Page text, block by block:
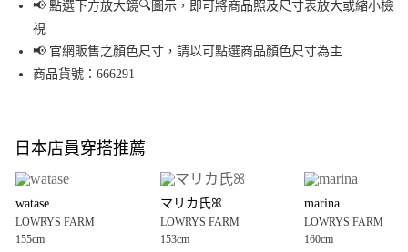
街口支付
悠遊付
全盈+PAY
大哥付你分期
1.本服務由台灣大哥大提供，台灣大哥大用戶可立即使用無須另外申請。
2.付款方式選擇「大哥付你分期」，訂單成立後會自動跳轉到大哥付的交易
AFTEE先享後付
📢 點選下方放大鏡🔍圖示，即可將商品照及尺寸表放大或縮小檢
視
📢 官網販售之顏色尺寸，請以可點選商品顏色尺寸為主
商品貨號：666291
日本店員穿搭推薦
watase
LOWRYS FARM
155cm
マリカ氏ꕤ︎︎
LOWRYS FARM
153cm
marina
LOWRYS FARM
160cm